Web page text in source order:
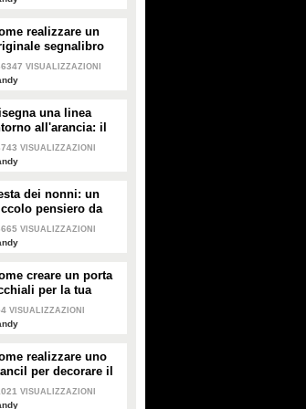
realizzare un
segnalibro
la carta
VISUALIZZAZIONI
una linea
all'arancia: il
è davvero
VISUALIZZAZIONI
dei nonni: un
pensiero da
con i
VISUALIZZAZIONI
creare un porta
per la tua
VISUALIZZAZIONI
realizzare uno
per decorare il
cappuccino
VISUALIZZAZIONI